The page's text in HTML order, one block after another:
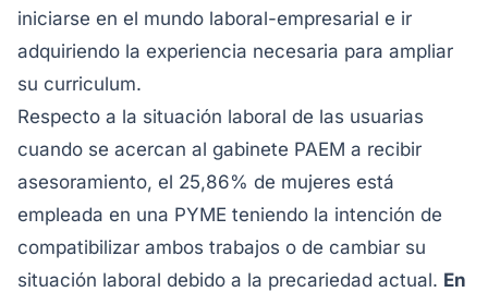
iniciarse en el mundo laboral-empresarial e ir
adquiriendo la experiencia necesaria para ampliar
su curriculum.
Respecto a la situación laboral de las usuarias
cuando se acercan al gabinete PAEM a recibir
asesoramiento, el 25,86% de mujeres está
empleada en una PYME teniendo la intención de
compatibilizar ambos trabajos o de cambiar su
situación laboral debido a la precariedad actual. En